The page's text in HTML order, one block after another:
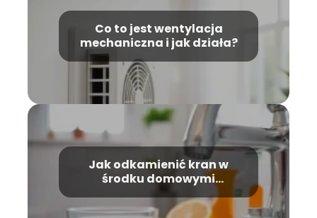
Co to jest wentylacja
mechaniczna i jak działa?
Jak odkamienić kran w
środku domowymi